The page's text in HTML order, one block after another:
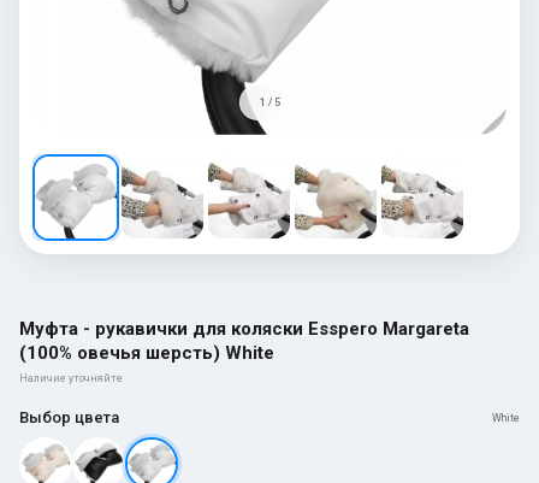
1 / 5
Муфта - рукавички для коляски Esspero Margareta
(100% овечья шерсть) White
Наличие уточняйте
Выбор цвета White